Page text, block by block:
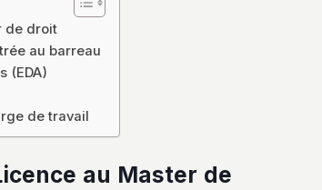
de droit
au barreau
(EDA)
de travail
au Master de